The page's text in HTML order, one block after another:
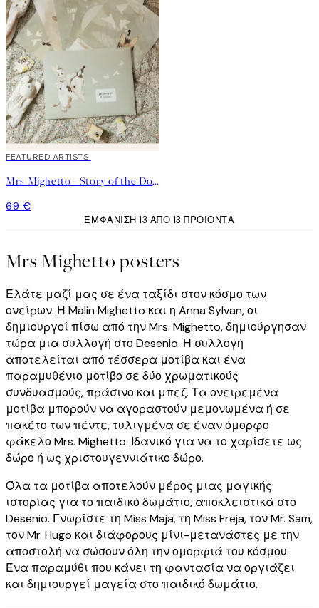
FEATURED ARTISTS
Mrs Mighetto - Story of the Doves - Kit No2
69 €
ΕΜΦΆΝΙΣΗ 13 ΑΠΌ 13 ΠΡΟΪΌΝΤΑ
Mrs Mighetto posters
Ελάτε μαζί μας σε ένα ταξίδι στον κόσμο των
ονείρων. Η Malin Mighetto και η Anna Sylvan, οι
δημιουργοί πίσω από την Mrs. Mighetto, δημιούργησαν
τώρα μια συλλογή στο Desenio. Η συλλογή
αποτελείται από τέσσερα μοτίβα και ένα
παραμυθένιο μοτίβο σε δύο χρωματικούς
συνδυασμούς, πράσινο και μπεζ. Τα ονειρεμένα
μοτίβα μπορούν να αγοραστούν μεμονωμένα ή σε
πακέτο των πέντε, τυλιγμένα σε έναν όμορφο
φάκελο Mrs. Mighetto. Ιδανικό για να το χαρίσετε ως
δώρο ή ως χριστουγεννιάτικο δώρο.
Όλα τα μοτίβα αποτελούν μέρος μιας μαγικής
ιστορίας για το παιδικό δωμάτιο, αποκλειστικά στο
Desenio. Γνωρίστε τη Miss Maja, τη Miss Freja, τον Mr. Sam,
τον Mr. Hugo και διάφορους μίνι-μετανάστες με την
αποστολή να σώσουν όλη την ομορφιά του κόσμου.
Ένα παραμύθι που κάνει τη φαντασία να οργιάζει
και δημιουργεί μαγεία στο παιδικό δωμάτιο.